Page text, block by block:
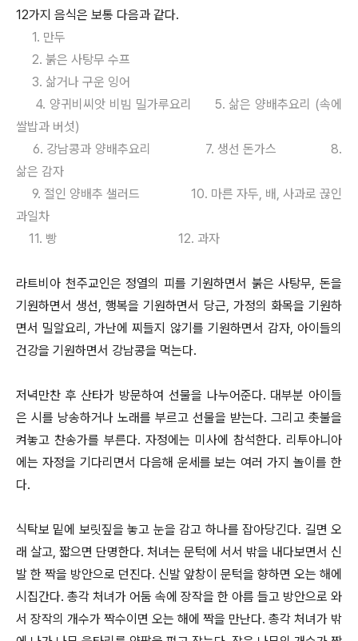
12가지 음식은 보통 다음과 같다.
1. 만두
2. 붉은 사탕무 수프
3. 삶거나 구운 잉어
4. 양귀비씨앗 비빔 밀가루요리 5. 삶은 양배추요리 (속에
쌀밥과 버섯)
6. 강남콩과 양배추요리 7. 생선 돈가스 8.
삶은 감자
9. 절인 양배추 샐러드 10. 마른 자두, 배, 사과로 끊인
과일차
11. 빵 12. 과자
라트비아 천주교인은 정열의 피를 기원하면서 붉은 사탕무, 돈을
기원하면서 생선, 행복을 기원하면서 당근, 가정의 화목을 기원하
면서 밀알요리, 가난에 찌들지 않기를 기원하면서 감자, 아이들의
건강을 기원하면서 강남콩을 먹는다.
저녁만찬 후 산타가 방문하여 선물을 나누어준다. 대부분 아이들
은 시를 낭송하거나 노래를 부르고 선물을 받는다. 그리고 촛불을
켜놓고 찬송가를 부른다. 자정에는 미사에 참석한다. 리투아니아
에는 자정을 기다리면서 다음해 운세를 보는 여러 가지 놀이를 한
다.
식탁보 밑에 보릿짚을 놓고 눈을 감고 하나를 잡아당긴다. 길면 오
래 살고, 짧으면 단명한다. 처녀는 문턱에 서서 밖을 내다보면서 신
발 한 짝을 방안으로 던진다. 신발 앞창이 문턱을 향하면 오는 해에
시집간다. 총각 처녀가 어둠 속에 장작을 한 아름 들고 방안으로 와
서 장작의 개수가 짝수이면 오는 해에 짝을 만난다. 총각 처녀가 밖